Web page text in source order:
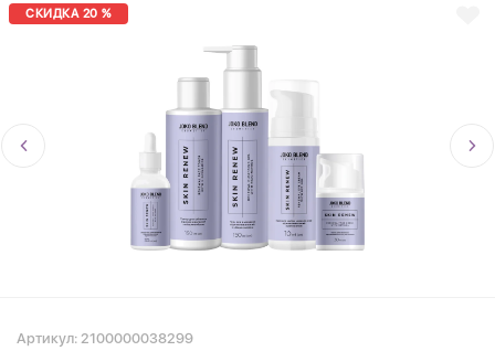
СКИДКА 20 %
Артикул: 2100000038299